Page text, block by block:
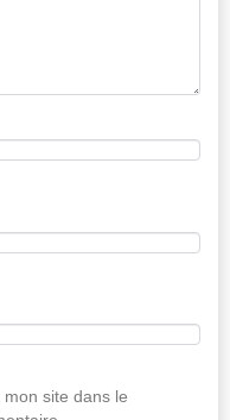
site dans le